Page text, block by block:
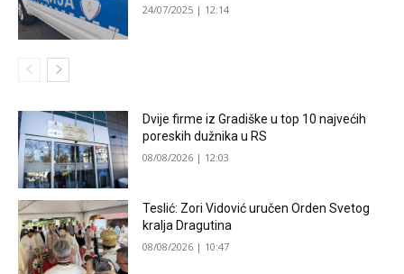
24/07/2025 | 12:14
Dvije firme iz Gradiške u top 10 najvećih
poreskih dužnika u RS
08/08/2026 | 12:03
Teslić: Zori Vidović uručen Orden Svetog
kralja Dragutina
08/08/2026 | 10:47